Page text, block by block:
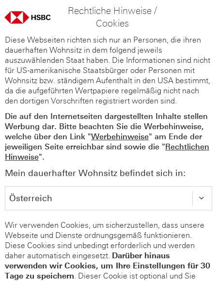
Rechtliche Hinweise /
Cookies
Diese Webseiten richten sich nur an Personen, die ihren
dauerhaften Wohnsitz in dem folgend jeweils
auszuwählenden Staat haben. Die Informationen sind nicht
für US-amerikanische Staatsbürger oder Personen mit
Wohnsitz bzw. ständigem Aufenthalt in den USA bestimmt,
da die aufgeführten Wertpapiere regelmäßig nicht nach
den dortigen Vorschriften registriert worden sind.
Die auf den Internetseiten dargestellten Inhalte stellen
Werbung dar. Bitte beachten Sie die Werbehinweise,
welche über den Link "Werbehinweise" am Ende der
jeweiligen Seite erreichbar sind sowie die "Rechtlichen
Hinweise".
Mein dauerhafter Wohnsitz befindet sich in:
Wir verwenden Cookies, um sicherzustellen, dass unsere
Webseite und Dienste ordnungsgemäß funktionieren.
Diese Cookies sind unbedingt erforderlich und werden
daher automatisch eingesetzt. Darüber hinaus
verwenden wir Cookies, um Ihre Einstellungen für 30
Tage zu speichern. Dieser Cookie ist optional und Sie